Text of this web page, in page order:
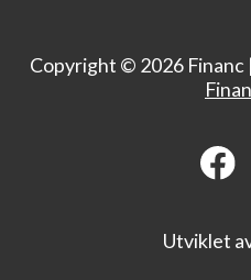
Copyright © 2026 Financ |
Utviklet